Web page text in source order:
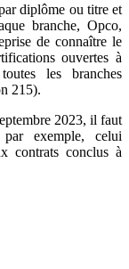
diplôme ou titre et
branche, Opco,
de connaître le
ouvertes à
les branches
215).
2023, il faut
exemple, celui
contrats conclus à